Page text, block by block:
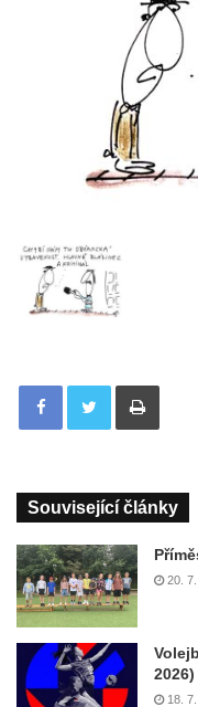
Související články
20.
2026)
18.